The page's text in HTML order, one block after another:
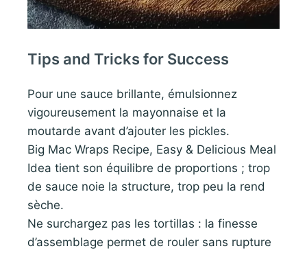
Tips and Tricks for Success
Pour une sauce brillante, émulsionnez
vigoureusement la mayonnaise et la
moutarde avant d’ajouter les pickles.
Big Mac Wraps Recipe, Easy & Delicious Meal
Idea tient son équilibre de proportions ; trop
de sauce noie la structure, trop peu la rend
sèche.
Ne surchargez pas les tortillas : la finesse
d’assemblage permet de rouler sans rupture